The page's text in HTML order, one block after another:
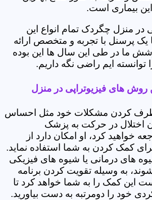
بیماری است.
در منزل چگردک تمام انواع این
یک پرسنل با تجربه و متخصص ارائه
ما در طی این سال ها این بوده
ایم راضی نگه داریم.
روش های فیزیوتراپی در منزل
کردن مشکلات خود مثل احساس
اختلال در حرکت به پزشک
خواهید کرد، او امکان دارد از
کمک کردن به شما استفاده نماید.
های درمانی یا شیوه های فیزیکی
به وسیله تقویت کردن برنامه
این کمک را به شما خواهد کرد تا
خود را دومرتبه به دست بیاورید.